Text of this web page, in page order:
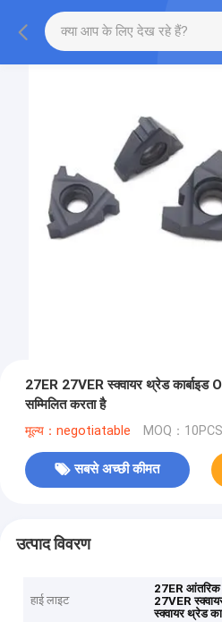
27ER 27VER स्क्वायर थ्रेड कार्बाइड
सम्मिलित करता है
मूल्य：negotiatable MOQ：10PCS
सबसे अच्छी कीमत
उत्पाद विवरण
हाई लाइट
27ER आंतरिक
27VER
स्क्वायर थ्रेड